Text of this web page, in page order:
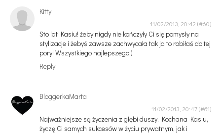
Kitty
11/02/2013, 20:42
Sto lat Kasiu! żeby nigdy nie kończyły Ci się pomysły na
stylizacje i żebyś zawsze zachwycała tak ja to robiłaś do tej
pory! Wszystkiego najlepszego;)
Reply
BloggerkaMarta
11/02/2013, 20:47
Najważniejsze są życzenia z głębi duszy. Kochana Kasiu,
życzę Ci samych sukcesów w życiu prywatnym, jak i